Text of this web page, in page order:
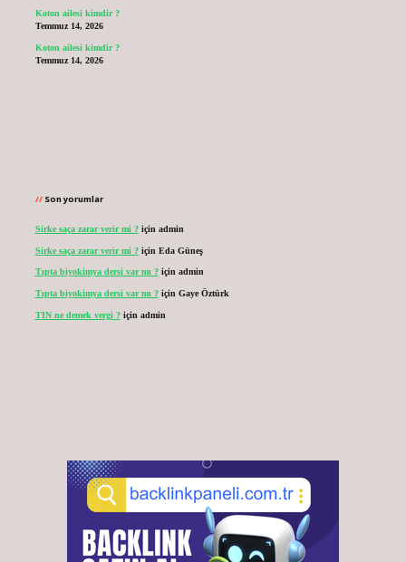
Koton ailesi kimdir ?
Temmuz 14, 2026
Koton ailesi kimdir ?
Temmuz 14, 2026
Son yorumlar
Sirke saça zarar verir mi ?için admin
Sirke saça zarar verir mi ?için Eda Güneş
Tıpta biyokimya dersi var mı ?için admin
Tıpta biyokimya dersi var mı ?için Gaye Öztürk
TIN ne demek vergi ?için admin